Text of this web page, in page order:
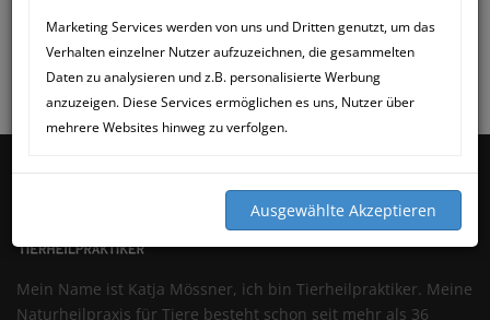
Marketing Services werden von uns und Dritten genutzt, um das
Verhalten einzelner Nutzer aufzuzeichnen, die gesammelten
Daten zu analysieren und z.B. personalisierte Werbung
anzuzeigen. Diese Services ermöglichen es uns, Nutzer über
mehrere Websites hinweg zu verfolgen.
Mein Name ist Katja Mössner, ich bin Tierheilpraktiker. Meine
Naturheilpraxis für Tiere besteht schon seit mehr als 36